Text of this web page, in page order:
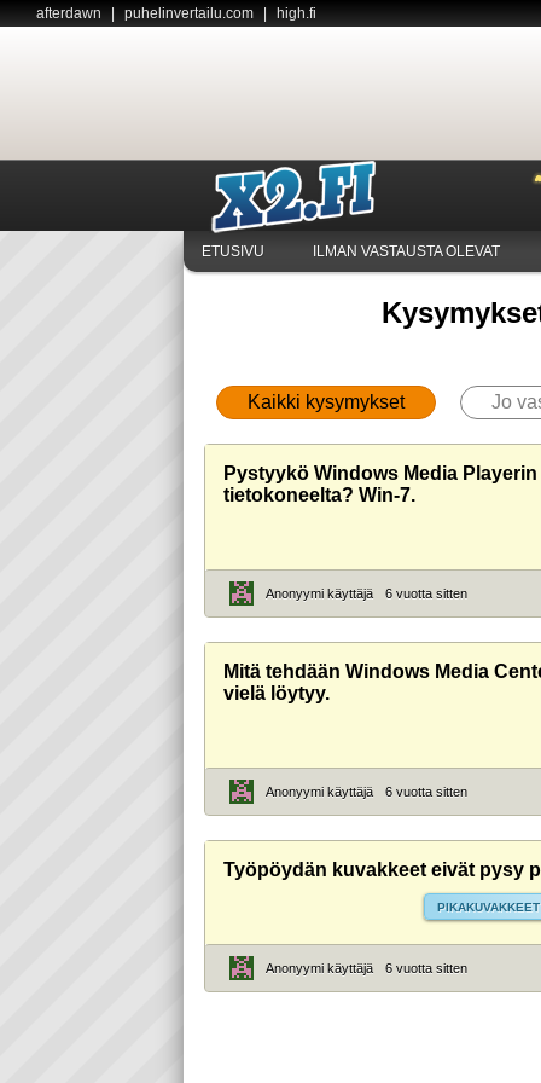
afterdawn puhelinvertailu.com high.fi
ETUSIVU ILMAN VASTAUSTA OLEVAT
Kaikki kysymykset Jo
Pystyykö Windows Media
tietokoneelta? Win-7.
Anonyymi käyttäjä 6 vuotta sitten
Mitä tehdään Windows Media
vielä löytyy.
Anonyymi käyttäjä 6 vuotta sitten
Työpöydän kuvakkeet eivät pysy
PIKAKUVAKKEET
Anonyymi käyttäjä 6 vuotta sitten